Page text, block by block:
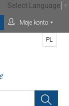
Moje konto
PL
Select Language